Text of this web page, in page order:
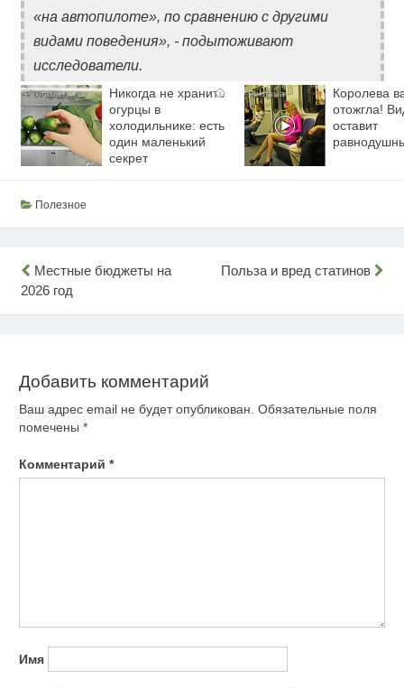
«на автопилоте», по сравнению с другими
видами поведения», - подытоживают
исследователи.
i
Никогда не храните
огурцы в
холодильнике: есть
один маленький
секрет
Королева
отожгла!
оставит
Полезное
Навигация
по
Местные бюджеты на
2026 год
Польза и вред статинов
Добавить комментарий
Ваш адрес email не будет опубликован. Обязательные поля
помечены *
Комментарий *
Имя